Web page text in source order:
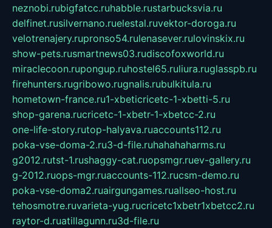
neznobi.rubigfatcc.ruhabble.rustarbucksvia.ru
delfinet.rusilvernano.ruelestal.ruvektor-doroga.ru
velotrenajery.rupronso54.rulenasever.rulovinskix.ru
show-pets.rusmartnews03.rudiscofoxworld.ru
miraclecoon.rupongup.ruhostel65.ruliura.ruglasspb.ru
firehunters.rugribowo.rugnalis.rubulkitula.ru
hometown-france.ru1-xbeticricetc-1-xbetti-5.ru
shop-garena.rucricetc-1-xbetr-1-xbetcc-2.ru
one-life-story.rutop-halyava.ruaccounts112.ru
poka-vse-doma-2.ru3-d-file.ruhahahaharms.ru
g2012.rutst-1.rushaggy-cat.ruopsmgr.ruev-gallery.ru
g-2012.ruops-mgr.ruaccounts-112.rucsm-demo.ru
poka-vse-doma2.ruairgungames.ruallseo-host.ru
tehosmotre.ruvarieta-yug.rucricetc1xbetr1xbetcc2.ru
raytor-d.ruatillagunn.ru3d-file.ru